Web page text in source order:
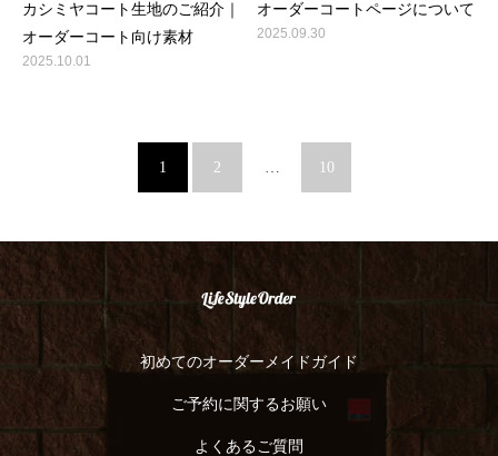
カシミヤコート生地のご紹介｜
オーダーコート向け素材
2025.10.01
オーダーコートページについて
2025.09.30
1 2 … 10
初めてのオーダーメイドガイド
ご予約に関するお願い
よくあるご質問